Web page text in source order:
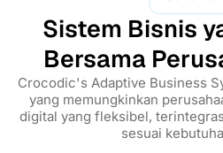
Sistem Bisnis
Bersama
Crocodic's Adaptive Business
yang memungkinkan
digital yang fleksibel,
sesuai